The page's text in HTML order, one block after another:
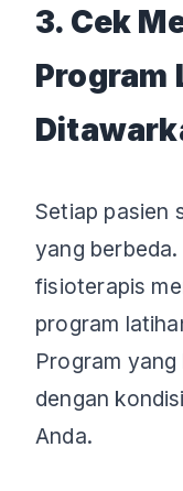
3. Cek
Program
Setiap pasien
yang
fisioterapis
program
Program
dengan
Anda.